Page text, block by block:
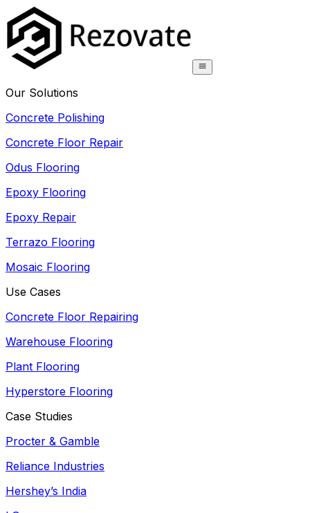
Our Solutions
Concrete Polishing
Concrete Floor Repair
Odus Flooring
Epoxy Flooring
Epoxy Repair
Terrazo Flooring
Mosaic Flooring
Use Cases
Concrete Floor Repairing
Warehouse Flooring
Plant Flooring
Hyperstore Flooring
Case Studies
Procter & Gamble
Reliance Industries
Hershey’s India